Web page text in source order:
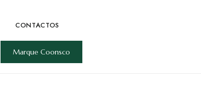
CONTACTOS
Marque Coonsco